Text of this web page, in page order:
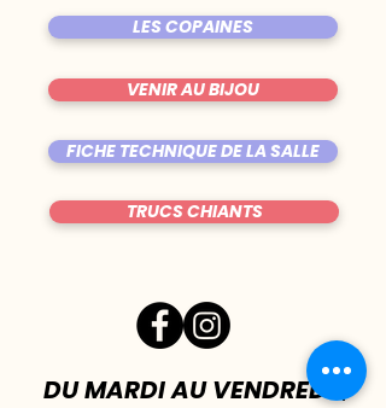
LES COPAINES
VENIR AU BIJOU
FICHE TECHNIQUE DE LA SALLE
TRUCS CHIANTS
DU MARDI AU VENDREDI |